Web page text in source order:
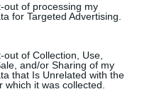
out of processing my
for Targeted Advertising.
out of Collection, Use,
and/or Sharing of my
that Is Unrelated with the
which it was collected.